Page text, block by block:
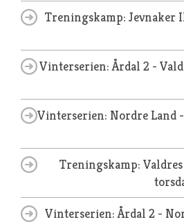
Treningskamp: Jevnaker
Vinterserien: Årdal 2 -
Vinterserien: Nordre Land
Treningskamp:
Vinterserien: Årdal 2 -